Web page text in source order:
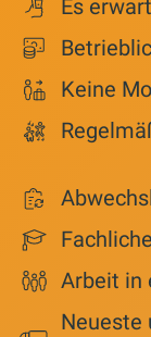
Es
Keine
Arbeit in
Neueste